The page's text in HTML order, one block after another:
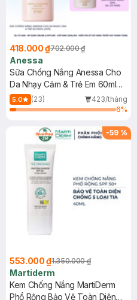
418.000 ₫702.000 ₫
Anessa
Sữa Chống Nắng Anessa Cho
Da Nhạy Cảm & Trẻ Em 60ml
(Mới)
5.0 (23)
423/tháng
6%
-59 %
553.000 ₫1.350.000 ₫
Martiderm
Kem Chống Nắng MartiDerm
Phổ Rộng Bảo Vệ Toàn Diện